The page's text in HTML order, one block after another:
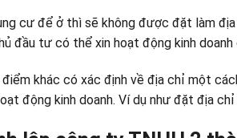
cư để ở thì sẽ không được đặt làm
đầu tư có thể xin hoạt động kinh
khác có xác định về địa chỉ một
động kinh doanh. Ví dụ như đặt địa